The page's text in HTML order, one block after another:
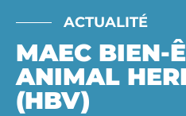
ACTUALITÉ
MAEC BIEN-
ANIMAL
(HBV)